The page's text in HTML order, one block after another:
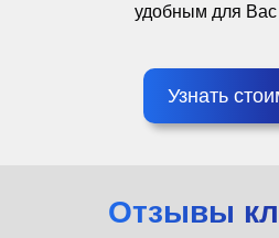
удобным для
Узнать
Отзывы